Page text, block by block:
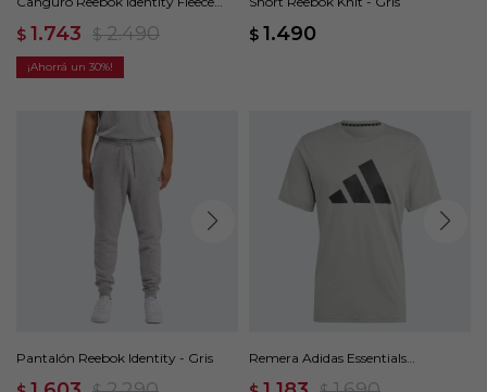
$ 1.743 $ 2.490
30
$ 1.490
Pantalón Reebok Identity - Gris
Remera Adidas Essentials